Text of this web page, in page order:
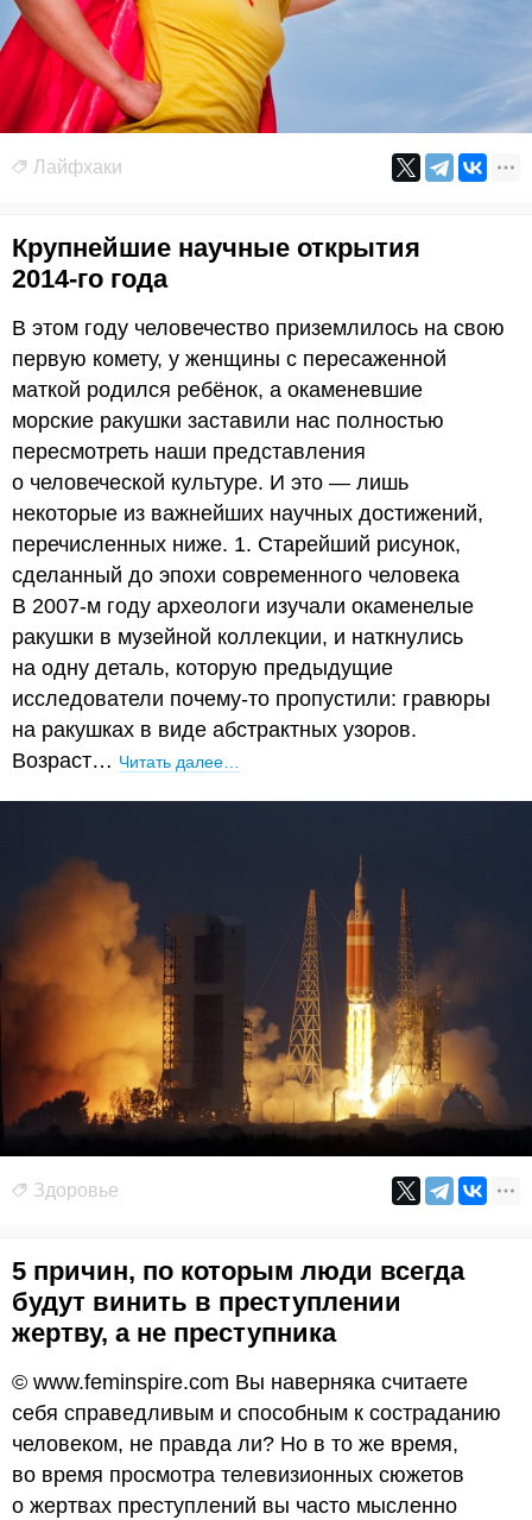
Лайфхаки
Крупнейшие научные открытия
2014-го года
В этом году человечество приземлилось на свою
первую комету, у женщины с пересаженной
маткой родился ребёнок, а окаменевшие
морские ракушки заставили нас полностью
пересмотреть наши представления
о человеческой культуре. И это — лишь
некоторые из важнейших научных достижений,
перечисленных ниже. 1. Старейший рисунок,
сделанный до эпохи современного человека
В 2007-м году археологи изучали окаменелые
ракушки в музейной коллекции, и наткнулись
на одну деталь, которую предыдущие
исследователи почему-то пропустили: гравюры
на ракушках в виде абстрактных узоров.
Возраст… Читать далее…
Здоровье
5 причин, по которым люди всегда
будут винить в преступлении
жертву, а не преступника
© www.feminspire.com Вы наверняка считаете
себя справедливым и способным к состраданию
человеком, не правда ли? Но в то же время,
во время просмотра телевизионных сюжетов
о жертвах преступлений вы часто мысленно